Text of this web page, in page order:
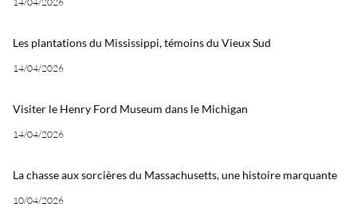
Les plantations du Mississippi, témoins du Vieux Sud
14/04/2026
Visiter le Henry Ford Museum dans le Michigan
14/04/2026
La chasse aux sorcières du Massachusetts, une histoire marquante
10/04/2026